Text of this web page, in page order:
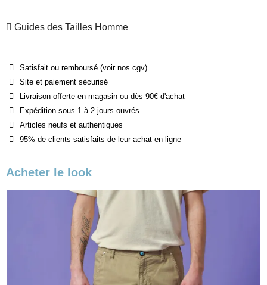
Guides des Tailles Homme
Satisfait ou remboursé (voir nos cgv)
Site et paiement sécurisé
Livraison offerte en magasin ou dès 90€ d'achat
Expédition sous 1 à 2 jours ouvrés
Articles neufs et authentiques
95% de clients satisfaits de leur achat en ligne
Acheter le look